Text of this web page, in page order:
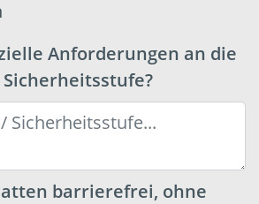
Anforderungen an die
barrierefrei, ohne